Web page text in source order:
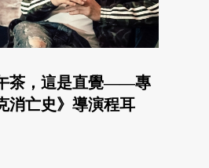
茶，這是直覺——專
消亡史》導演程耳